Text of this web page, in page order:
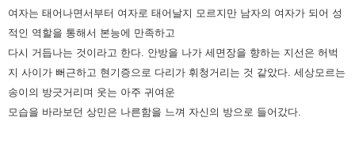
여자는 태어나면서부터 여자로 태어날지 모르지만 남자의 여자가 되어 성
적인 역할을 통해서 본능에 만족하고
다시 거듭나는 것이라고 한다. 안방을 나가 세면장을 향하는 지선은 허벅
지 사이가 뻐근하고 현기증으로 다리가 휘청거리는 것 같았다. 세상모르는
송이의 방긋거리며 웃는 아주 귀여운
모습을 바라보던 상민은 나른함을 느껴 자신의 방으로 들어갔다.